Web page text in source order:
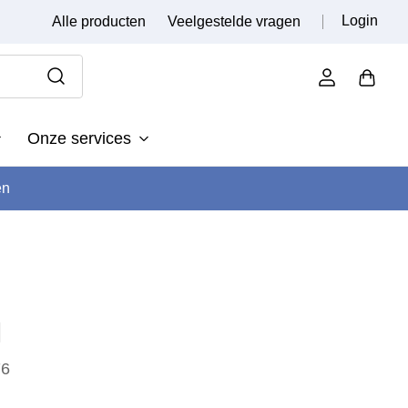
Alle producten Veelgestelde vragen Login
Onze services